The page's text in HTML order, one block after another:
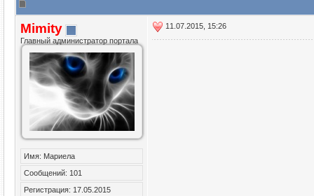
Mimity
Главный администратор портала
Имя: Мариела
Сообщений: 101
Регистрация: 17.05.2015
11.07.2015, 15:26